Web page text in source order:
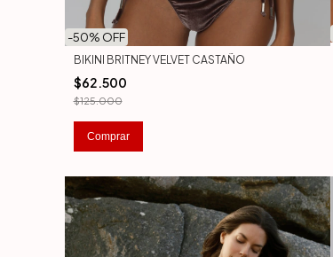
-50% OFF
BIKINI BRITNEY VELVET CASTAÑO
$62.500
$125.000
Comprar